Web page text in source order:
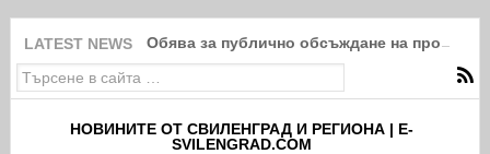
LATEST NEWS Обява за публично обсъждане на проекта
НОВИНИТЕ ОТ СВИЛЕНГРАД И РЕГИОНА | E-
SVILENGRAD.COM